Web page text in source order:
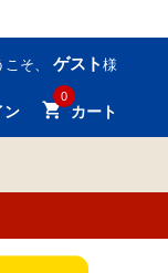
こそ、 ゲスト 様
ン
0
カート